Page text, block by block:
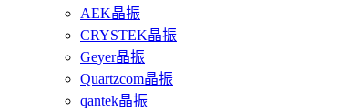
AEK晶振
CRYSTEK晶振
Geyer晶振
Quartzcom晶振
qantek晶振